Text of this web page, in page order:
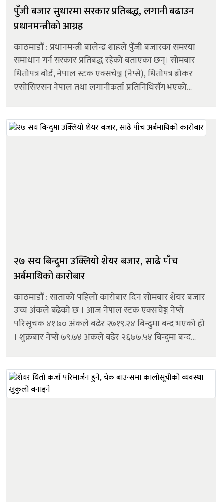
पुँजी बजार सुधारमा सरकार प्रतिबद्ध, लगानी बढाउन
प्रधानमन्त्रीको आग्रह
काठमाडौं : प्रधानमन्त्री बालेन्द्र शाहले पुँजी बजारका समस्या
समाधान गर्न सरकार प्रतिबद्ध रहेको बताएका छन्। सोमबार
धितोपत्र बोर्ड, नेपाल स्टक एक्सचेञ्ज (नेप्से), धितोपत्र ब्रोकर
एसोसिएसन नेपाल तथा लगानीकर्ता प्रतिनिधिसँग भएको
२७ सय बिन्दुमा उक्लियो शेयर बजार, साढे पाँच
अर्बमाथिको कारोबार
काठमाडौं : साताको पहिलो कारोबार दिन सोमबार शेयर बजार
उच्च अंकले बढेको छ । आज नेपाल स्टक एक्सचेञ्ज नेप्से
परिसूचक ४१.७० अंकले बढेर २७१९.२४ बिन्दुमा बन्द भएको हो
। शुक्रबार नेप्से ७९.७४ अंकले बढेर २६७७.५४ बिन्दुमा बन्द